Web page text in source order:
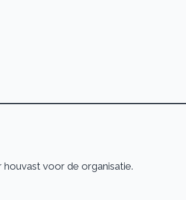
voor de organisatie.